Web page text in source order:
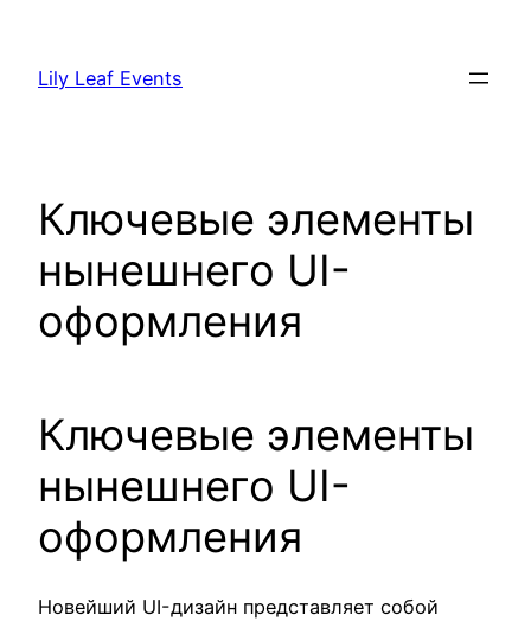
content
Lily Leaf Events
Ключевые элементы
нынешнего UI-
оформления
Ключевые элементы
нынешнего UI-
оформления
Новейший UI-дизайн представляет собой